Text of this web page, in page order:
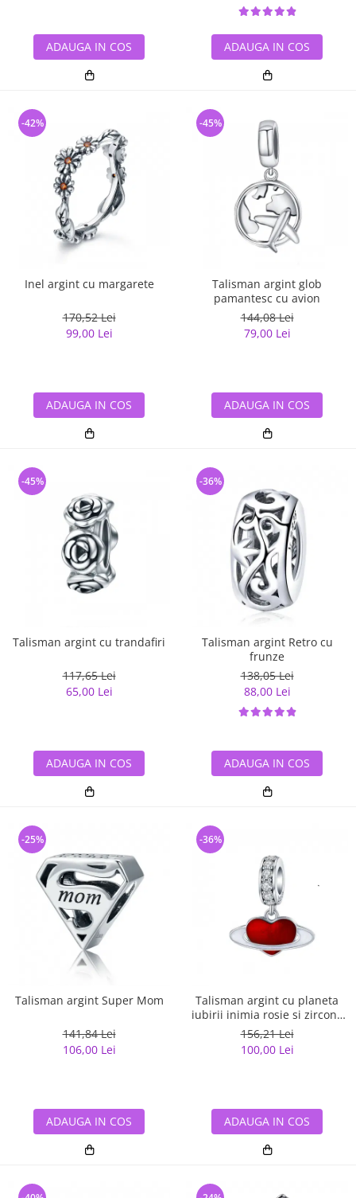
ADAUGA IN COS ADAUGA IN COS
Inel argint cu margarete
170,52 Lei
99,00 Lei
-42%
ADAUGA IN COS
Talisman argint glob
pamantesc cu avion
144,08 Lei
79,00 Lei
-45%
ADAUGA IN COS
Talisman argint cu trandafiri
117,65 Lei
65,00 Lei
-45%
ADAUGA IN COS
Talisman argint Retro cu
frunze
138,05 Lei
88,00 Lei
-36%
ADAUGA IN COS
Talisman argint Super Mom
141,84 Lei
106,00 Lei
-25%
ADAUGA IN COS
Talisman argint cu planeta
iubirii inimia rosie si zirconii
albe
156,21 Lei
100,00 Lei
-36%
ADAUGA IN COS